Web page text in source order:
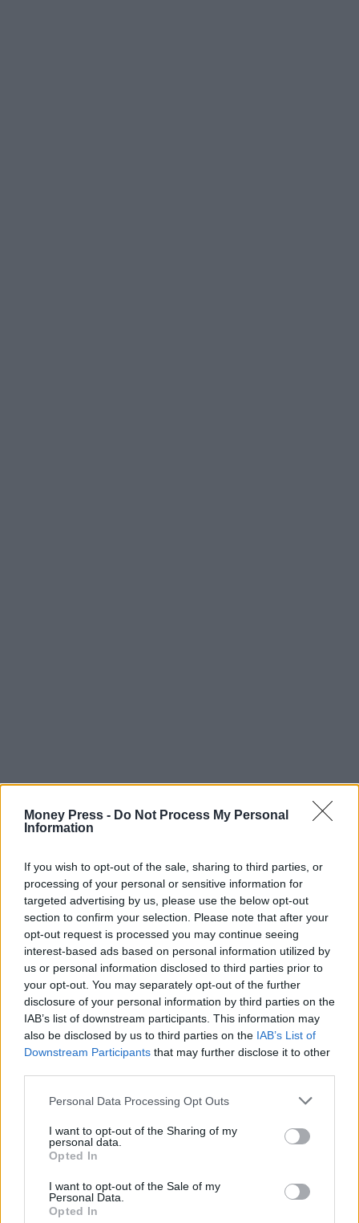
Money Press - Do Not Process My Personal
Information
If you wish to opt-out of the sale, sharing to third parties, or
processing of your personal or sensitive information for
targeted advertising by us, please use the below opt-out
section to confirm your selection. Please note that after your
opt-out request is processed you may continue seeing
interest-based ads based on personal information utilized by
us or personal information disclosed to third parties prior to
your opt-out. You may separately opt-out of the further
disclosure of your personal information by third parties on the
IAB’s list of downstream participants. This information may
also be disclosed by us to third parties on the IAB’s List of
Downstream Participants that may further disclose it to other
Personal Data Processing Opt Outs
I want to opt-out of the Sharing of my
personal data.
Opted In
I want to opt-out of the Sale of my
Personal Data.
Opted In